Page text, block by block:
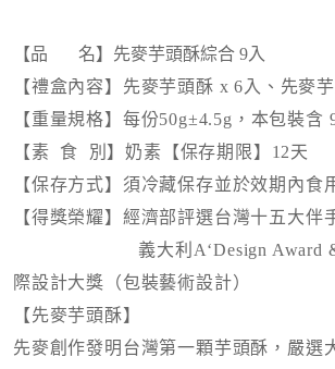
【品 名】先麥芋頭酥綜合 9入
【禮盒內容】先麥芋頭酥 x 6入、先麥
【重量規格】每份50g±4.5g，本包裝含
【素 食 別】奶素 【保存期限】12天
【保存方式】須冷藏保存並於效期內食
【得獎榮耀】經濟部評選台灣十五大伴
義大利A‘Design Award &
際設計大獎（包裝藝術設計）
【先麥芋頭酥】
先麥創作發明台灣第一顆芋頭酥，嚴選